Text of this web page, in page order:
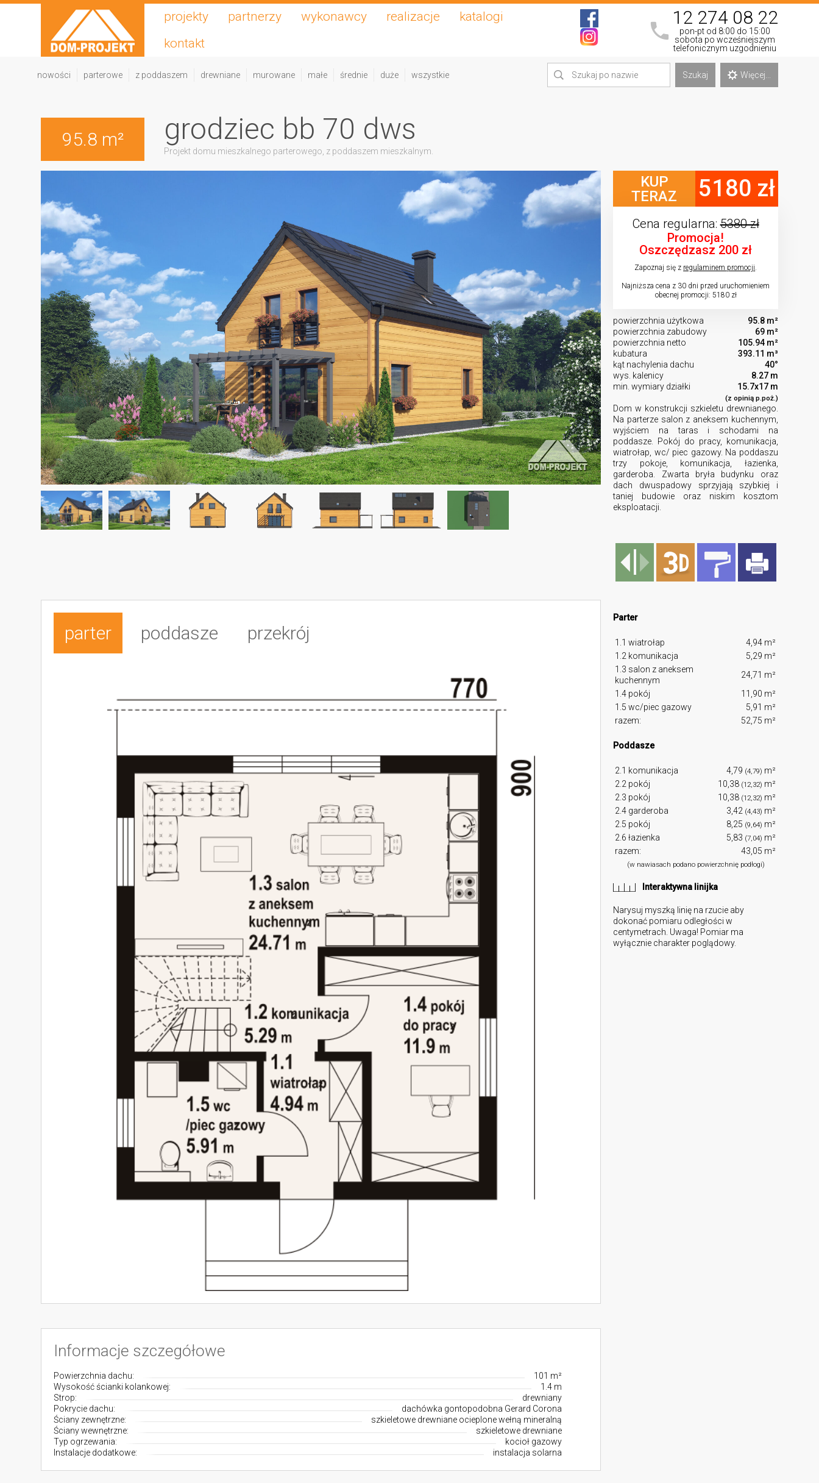
projekty partnerzy wykonawcy realizacje
katalogi
kontakt
12 274 08 22
pon-pt od 8:00 do 15:00
sobota po wcześniejszym
telefonicznym uzgodnieniu
nowości parterowe z poddaszem drewniane murowane małe średnie duże wszystkie Szukaj Więcej...
95.8 m² grodziec bb 70 dws
Projekt domu mieszkalnego parterowego, z poddaszem mieszkalnym.
KUP
TERAZ
5180 zł
Cena regularna:5380 zł
Promocja!
Oszczędzasz 200 zł
Zapoznaj się z regulaminem promocji.
Najniższa cena z 30 dni przed uruchomieniem
obecnej promocji: 5180 zł
powierzchnia użytkowa
95.8 m²
powierzchnia zabudowy
69 m²
powierzchnia netto
105.94 m²
kubatura
393.11 m³
kąt nachylenia dachu
40°
wys. kalenicy
8.27 m
min. wymiary działki
15.7x17 m
(z opinią p.poż.)
Dom w konstrukcji szkieletu drewnianego.
Na parterze salon z aneksem kuchennym,
wyjściem na taras i schodami na
poddasze. Pokój do pracy, komunikacja,
wiatrołap, wc/ piec gazowy. Na poddaszu
trzy pokoje, komunikacja, łazienka,
garderoba. Zwarta bryła budynku oraz
dach dwuspadowy sprzyjają szybkiej i
taniej budowie oraz niskim kosztom
eksploatacji.
parter poddasze przekrój
Parter
1.1 wiatrołap
4,94 m²
1.2 komunikacja
5,29 m²
1.3 salon z aneksem
kuchennym
24,71 m²
1.4 pokój
11,90 m²
1.5 wc/piec gazowy
5,91 m²
razem:
52,75 m²
Poddasze
2.1 komunikacja 4,79 (4,79) m²
2.2 pokój
10,38 (12,32) m²
2.3 pokój
10,38 (12,32) m²
2.4 garderoba
3,42 (4,43) m²
2.5 pokój
8,25 (9,64) m²
2.6 łazienka
5,83 (7,04) m²
razem:
43,05 m²
(w nawiasach podano powierzchnię podłogi)
Interaktywna linijka
Narysuj myszką linię na rzucie aby
dokonać pomiaru odległości w
centymetrach. Uwaga! Pomiar ma
wyłącznie charakter poglądowy.
Informacje szczegółowe
Powierzchnia dachu:
101 m²
Wysokość ścianki kolankowej:
1.4 m
Strop:
drewniany
Pokrycie dachu:
dachówka gontopodobna Gerard Corona
Ściany zewnętrzne:
szkieletowe drewniane ocieplone wełną mineralną
Ściany wewnętrzne:
szkieletowe drewniane
Typ ogrzewania:
kocioł gazowy
Instalacje dodatkowe:
instalacja solarna